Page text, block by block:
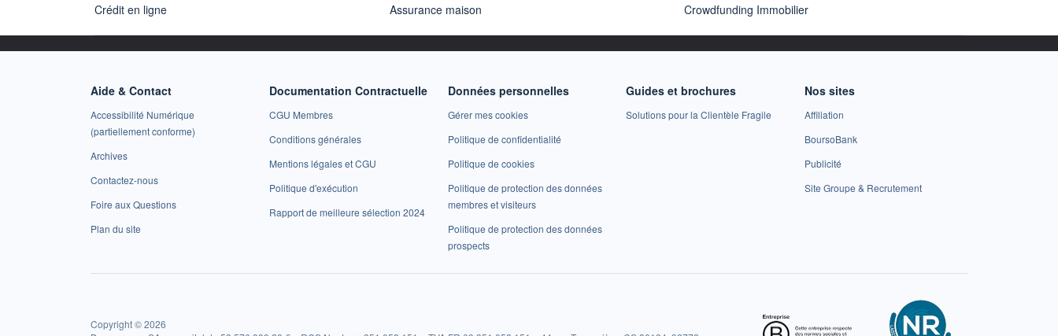
Crédit en ligne
Assurance maison
Crowdfunding Immobilier
Aide & Contact
Accessibilité Numérique
(partiellement conforme)
Archives
Contactez-nous
Foire aux Questions
Plan du site
Documentation Contractuelle
CGU Membres
Conditions générales
Mentions légales et CGU
Politique d'exécution
Rapport de meilleure sélection 2024
Données personnelles
Gérer mes cookies
Politique de confidentialité
Politique de cookies
Politique de protection des données
membres et visiteurs
Politique de protection des données
prospects
Guides et brochures
Solutions pour la Clientèle Fragile
Nos sites
Affiliation
BoursoBank
Publicité
Site Groupe & Recrutement
Copyright © 2026